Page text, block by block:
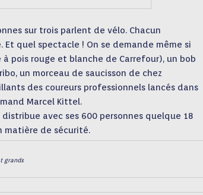
sur trois parlent de vélo. Chacun
quel spectacle ! On se demande même si
pois rouge et blanche de Carrefour), un bob
un morceau de saucisson de chez
des coureurs professionnels lancés dans
Marcel Kittel.
avec ses 600 personnes quelque 18
matière de sécurité.
grands